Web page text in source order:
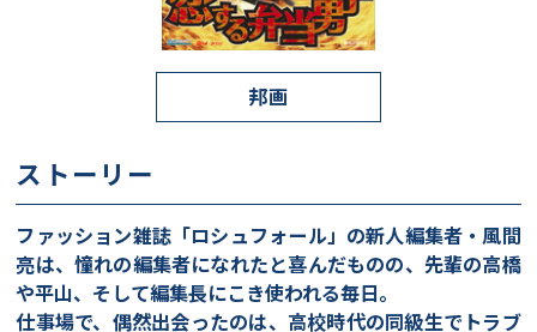
邦画
ストーリー
ファッション雑誌「ロシュフォール」の新人編集者・風間
亮は、憧れの編集者になれたと喜んだものの、先輩の高橋
や平山、そして編集長にこき使われる毎日。
仕事場で、偶然出会ったのは、高校時代の同級生でトラブ